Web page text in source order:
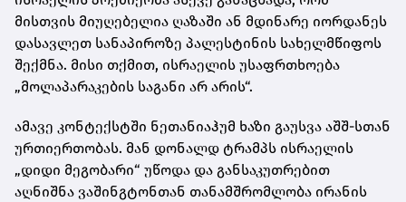
მისთვის მიუღებელია ღაზაში ან მდინარე იორდანეს
დასავლეთ სანაპიროზე პალესტინის სახელმწიფოს
შექმნა. მისი თქმით, ისრაელის უსაფრთხოება
„მოლაპარაკების საგანი არ არის“.
ამავე კონტექსტში ნეთანიაჰუმ ხაზი გაუსვა აშშ-სთან
ურთიერთობას. მან დონალდ ტრამპს ისრაელის
„დიდი მეგობარი“ უწოდა და განსაკუთრებით
აღნიშნა ვაშინგტონთან თანამშრომლობა ირანის